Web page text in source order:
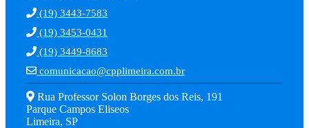
(19) 3443-7583
(19) 3453-0431
(19) 3449-8683
comunicacao@cpplimeira.com.br
Rua Professor Solon Borges dos Reis, 191
Parque Campos Eliseos
Limeira, SP